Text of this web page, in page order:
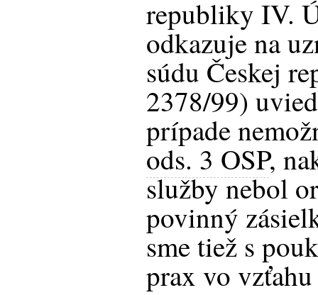
republiky IV.
odkazuje na
súdu Českej
2378/99)
prípade
ods. 3 OSP,
služby nebol
povinný
sme tiež s
prax vo